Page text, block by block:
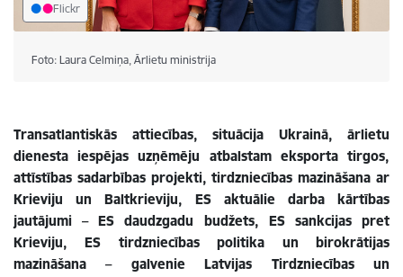
Flickr
Foto: Laura Celmiņa, Ārlietu ministrija
Transatlantiskās attiecības, situācija Ukrainā, ārlietu
dienesta iespējas uzņēmēju atbalstam eksporta tirgos,
attīstības sadarbības projekti, tirdzniecības mazināšana ar
Krieviju un Baltkrieviju, ES aktuālie darba kārtības
jautājumi – ES daudzgadu budžets, ES sankcijas pret
Krieviju, ES tirdzniecības politika un birokrātijas
mazināšana – galvenie Latvijas Tirdzniecības un